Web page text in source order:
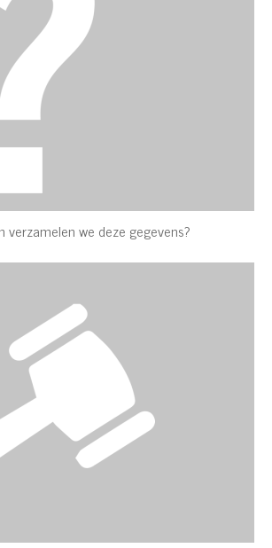
verzamelen we deze gegevens?